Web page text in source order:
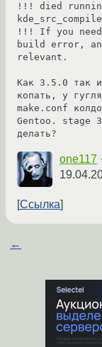
!!! died
!!! If you need
build error,
relevant.
Как 3.5.0 так
копать, у
make.conf
Gentoo. stage
делать?
one117
Ссылка
←